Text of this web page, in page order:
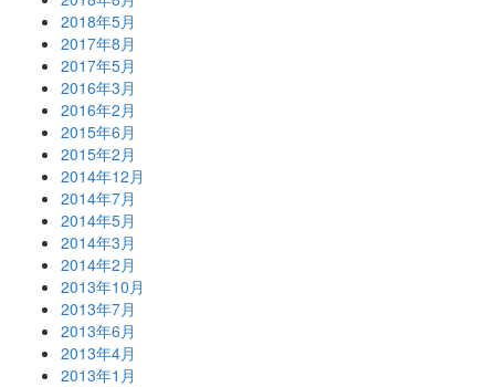
2018年5月
2017年8月
2017年5月
2016年3月
2016年2月
2015年6月
2015年2月
2014年12月
2014年7月
2014年5月
2014年3月
2014年2月
2013年10月
2013年7月
2013年6月
2013年4月
2013年1月